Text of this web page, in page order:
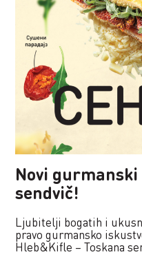
Novi
sendvič!
Ljubitelji bogatih i
pravo gurmansko
Hleb&Kifle – Toskana